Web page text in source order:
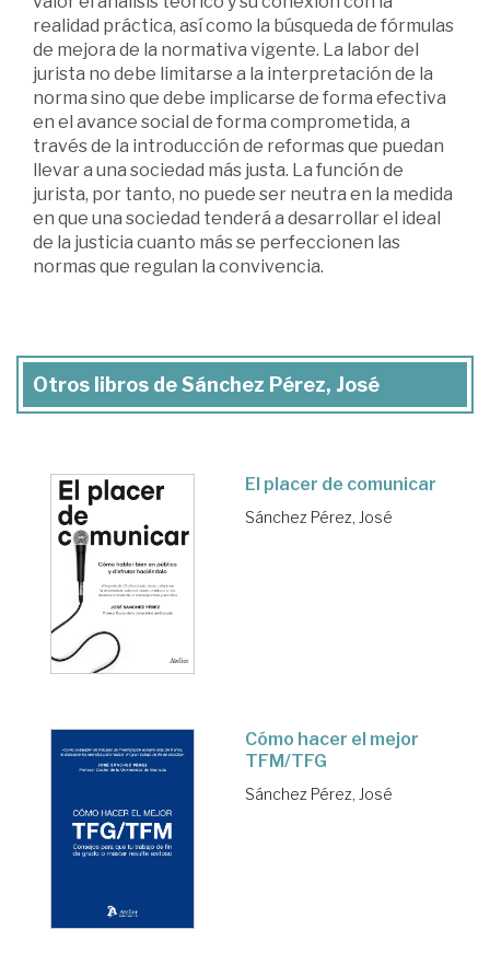
realidad práctica, así como la búsqueda de fórmulas
de mejora de la normativa vigente. La labor del
jurista no debe limitarse a la interpretación de la
norma sino que debe implicarse de forma efectiva
en el avance social de forma comprometida, a
través de la introducción de reformas que puedan
llevar a una sociedad más justa. La función de
jurista, por tanto, no puede ser neutra en la medida
en que una sociedad tenderá a desarrollar el ideal
de la justicia cuanto más se perfeccionen las
normas que regulan la convivencia.
Otros libros de Sánchez Pérez, José
El placer de comunicar
Sánchez Pérez, José
Cómo hacer el mejor
TFM/TFG
Sánchez Pérez, José